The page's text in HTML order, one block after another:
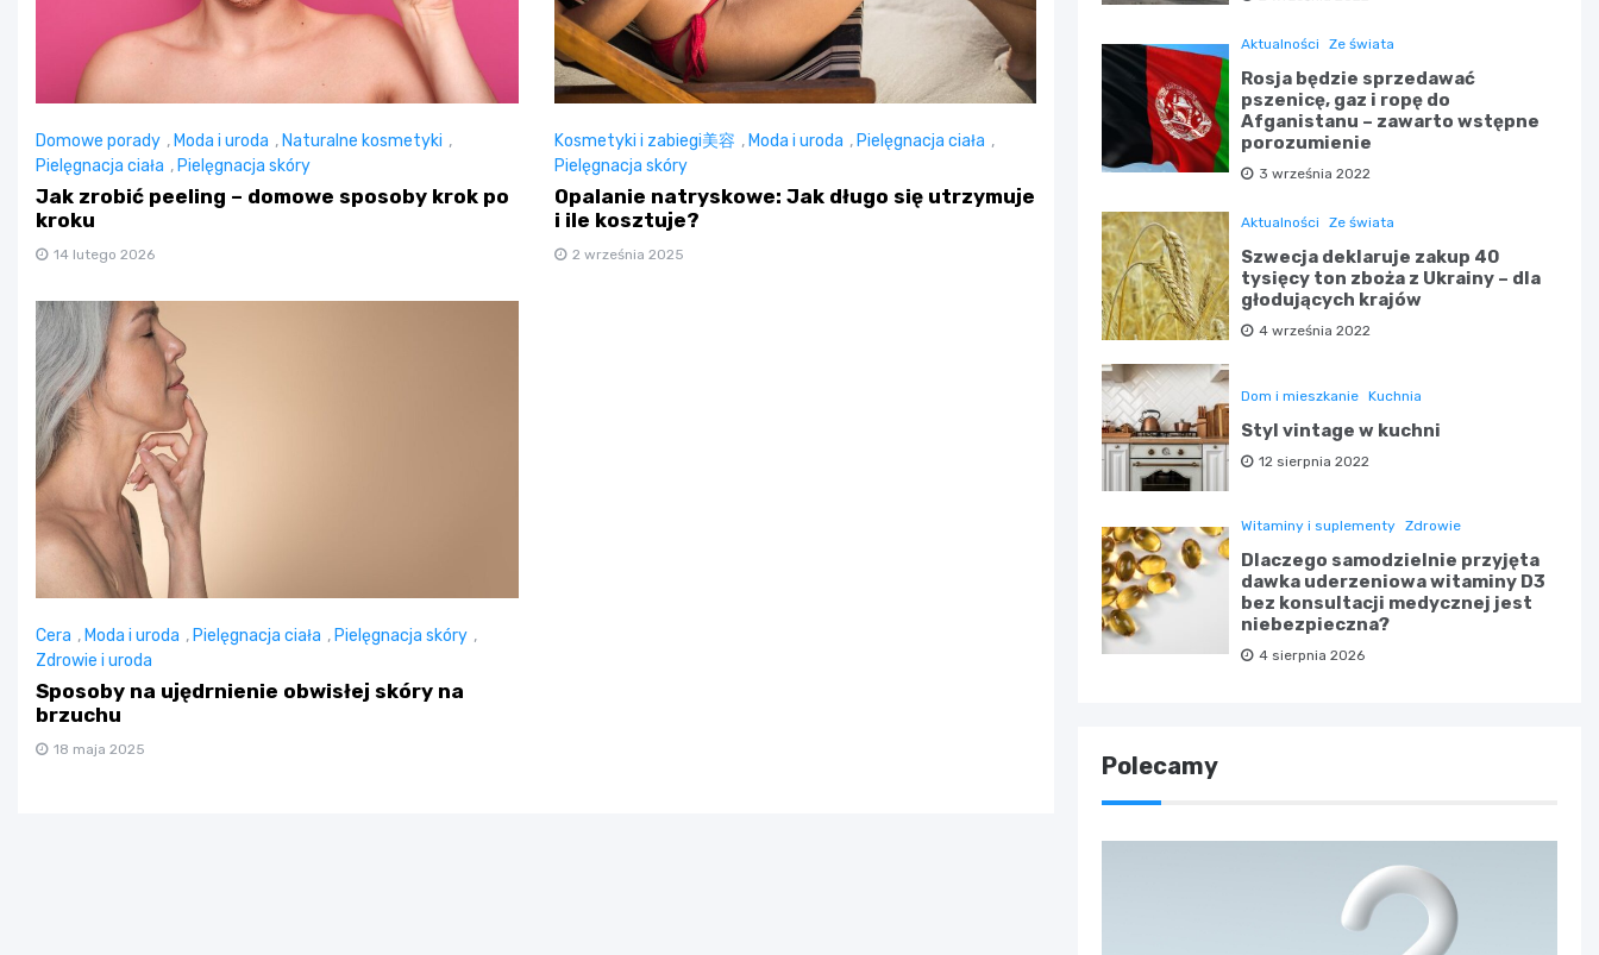
Domowe porady , Moda i uroda , Naturalne kosmetyki ,
Pielęgnacja ciała , Pielęgnacja skóry
Jak zrobić peeling – domowe sposoby krok po
kroku
14 lutego 2026
Kosmetyki i zabiegi美容 , Moda i uroda , Pielęgnacja ciała ,
Pielęgnacja skóry
Opalanie natryskowe: Jak długo się utrzymuje
i ile kosztuje?
2 września 2025
Cera , Moda i uroda , Pielęgnacja ciała , Pielęgnacja skóry ,
Zdrowie i uroda
Sposoby na ujędrnienie obwisłej skóry na
brzuchu
18 maja 2025
Aktualności Ze świata
Rosja będzie sprzedawać
pszenicę, gaz i ropę do
Afganistanu – zawarto wstępne
porozumienie
3 września 2022
Aktualności Ze świata
Szwecja deklaruje zakup 40
tysięcy ton zboża z Ukrainy – dla
głodujących krajów
4 września 2022
Dom i mieszkanie Kuchnia
Styl vintage w kuchni
12 sierpnia 2022
Witaminy i suplementy Zdrowie
Dlaczego samodzielnie przyjęta
dawka uderzeniowa witaminy D3
bez konsultacji medycznej jest
niebezpieczna?
4 sierpnia 2026
Polecamy